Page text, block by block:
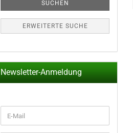
SUCHEN
ERWEITERTE SUCHE
Newsletter-Anmeldung
ZUR
E-
Mail